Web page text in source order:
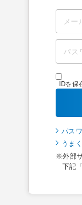
IDを保
パス
うま
※外部
下記